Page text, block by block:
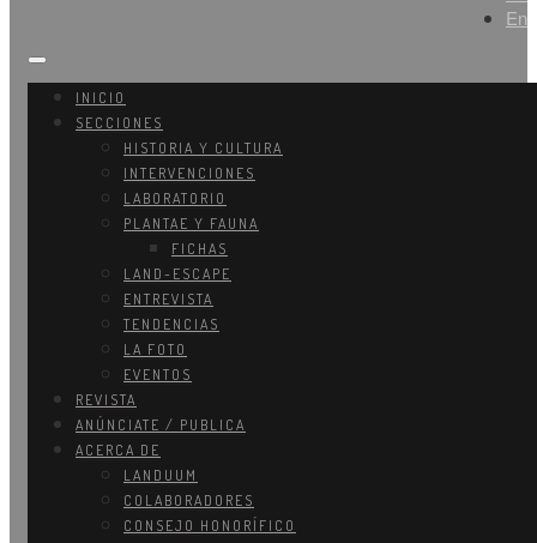
En
INICIO
SECCIONES
HISTORIA Y CULTURA
INTERVENCIONES
LABORATORIO
PLANTAE Y FAUNA
FICHAS
LAND-ESCAPE
ENTREVISTA
TENDENCIAS
LA FOTO
EVENTOS
REVISTA
ANÚNCIATE / PUBLICA
ACERCA DE
LANDUUM
COLABORADORES
CONSEJO HONORÍFICO